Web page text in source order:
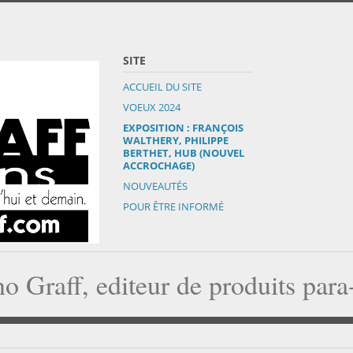
SITE
ACCUEIL DU SITE
VOEUX 2024
EXPOSITION : FRANÇOIS
WALTHERY, PHILIPPE
BERTHET, HUB (NOUVEL
ACCROCHAGE)
NOUVEAUTÉS
POUR ÊTRE INFORMÉ
Graff, editeur de produits